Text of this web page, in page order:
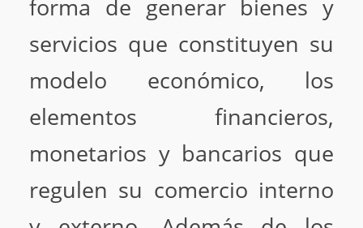
forma de generar bienes y
servicios que constituyen su
modelo económico, los
elementos financieros,
monetarios y bancarios que
regulen su comercio interno